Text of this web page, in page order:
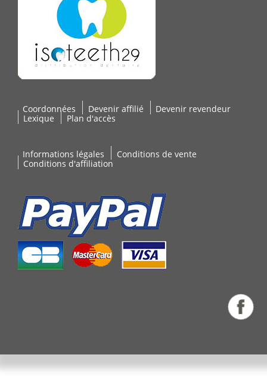
Coordonnées Devenir affilié
Devenir revendeur
Lexique
Plan d'accès
Informations légales
Conditions de vente
Conditions d'affiliation